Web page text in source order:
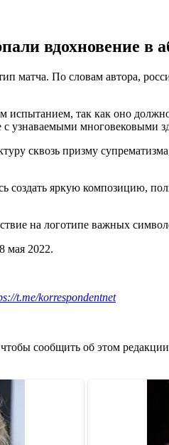
вдохновение в
матча. По словам автора,
так как оно
узнаваемыми многовековыми
сквозь призму
яркую композицию,
на логотипе важных
мая 2022.
t.me/korrespondentnet
сообщить об этом